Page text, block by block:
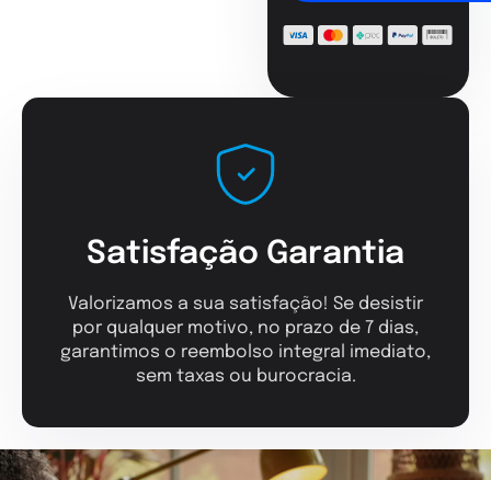
Satisfação Garantia
Valorizamos a sua satisfação! Se desistir
por qualquer motivo, no prazo de 7 dias,
garantimos o reembolso integral imediato,
sem taxas ou burocracia.